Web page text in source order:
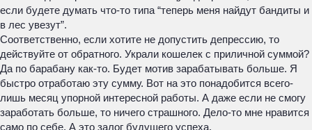
если будете думать что-то типа “теперь меня найдут бандиты и
в лес увезут”.
Соответственно, если хотите не допустить депрессию, то
действуйте от обратного. Украли кошелек с приличной суммой?
Да по барабану как-то. Будет мотив зарабатывать больше. Я
быстро отработаю эту сумму. Вот на это понадобится всего-
лишь месяц упорной интересной работы. А даже если не смогу
заработать больше, то ничего страшного. Дело-то мне нравится
само по себе. А это залог будущего успеха.